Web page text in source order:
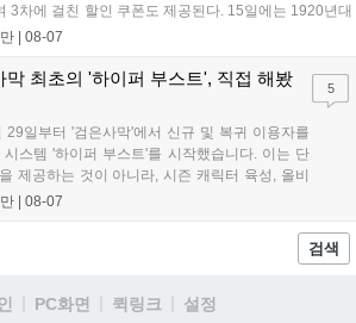
3차에 걸친 할인 쿠폰도 제공된다. 15일에는 1920년대
그날의 신문이 출시되며, 15일부터 17일까지는 국내
서 확인 가능하다....
08-07
막 최초의 '하이퍼 부스트', 직접 해봤
29일부터 '검은사막'에서 신규 및 복귀 이용자를
스템 '하이퍼 부스트'를 시작했습니다. 이는 단
제공하는 것이 아니라, 시즌 캐릭터 육성, 올비
, 아침의 나라 설화 진행 등 4단계 과정을 통해
수하며 동(V) 투발라 장비와 검은별 무기, 카라
08-07
5
검색
PC화면 퀵링크
설정